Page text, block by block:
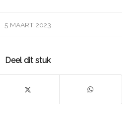
5 MAART 2023
Deel dit stuk